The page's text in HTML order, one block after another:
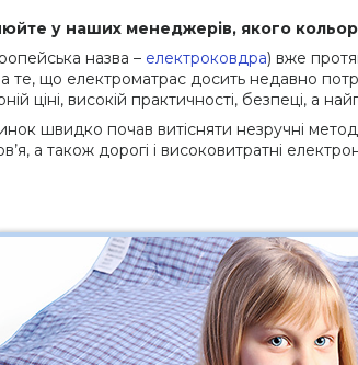
у наших менеджерів, якого
назва – електроковдра) вже
те, що електроматрас досить недавно
ціні, високій практичності, безпеці, а
швидко почав витісняти незручні методи
а також дорогі і високовитратні